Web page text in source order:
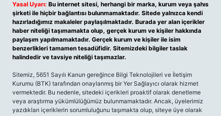
Yasal Uyarı: Bu internet sitesi, herhangi bir marka, kurum veya şahıs
şirketi ile hiçbir bağlantısı bulunmamaktadır. Sitede yalnızca kendi
hazırladığımız makaleler paylaşılmaktadır. Burada yer alan içerikler
haber niteliği taşımamakta olup, gerçek kurum ve kişiler hakkında
paylaşım yapılmamaktadır. Gerçek kurum ve kişiler ile isim
benzerlikleri tamamen tesadüfidir. Sitemizdeki bilgiler taslak
halindedir ve tavsiye niteliği taşımazlar.
Sitemiz, 5651 Sayılı Kanun gereğince Bilgi Teknolojileri ve İletişim
Kurumu (BTK) tarafından onaylanmış bir Yer Sağlayıcı olarak hizmet
vermektedir. Bu nedenle, sitedeki içerikleri proaktif olarak denetleme
veya araştırma yükümlülüğümüz bulunmamaktadır. Ancak, üyelerimiz
yazdıkları içeriklerin sorumluluğunu taşımakta olup, siteye üye olarak